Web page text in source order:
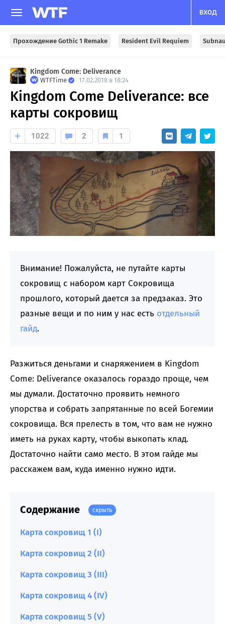
ВХОД
Прохождение Gothic 1 Remake Resident Evil Requiem
Kingdom Come: Deliverance
WTFTime 17.02.2018 в 18:24
Kingdom Come Deliverance: все
карты сокровищ
1022 2 1
Внимание! Пожалуйста, не путайте карты
сокровищ с набором карт Сокровища
прошлого, который дается за предзаказ. Это
разные вещи и по ним у нас есть отдельный
гайд.
Разжиться деньгами и снаряжением в Kingdom
Come: Deliverance оказалось гораздо проще, чем
мы думали. Достаточно проявить немного
упорства и собрать запрятанные по всей Богемии
сокровища. Вся прелесть в том, что вам не нужно
иметь на руках карту, чтобы выкопать клад.
Достаточно найти само место. В этом гайде мы
расскажем вам, куда именно нужно идти.
Содержание скрыть
Карта сокровищ 1 (I)
Карта сокровищ 2 (II)
Карта сокровищ 3 (III)
Карта сокровищ 4 (IV)
Карта сокровищ 5 (V)